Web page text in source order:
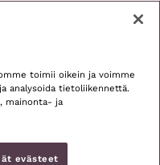
ja antaa ripsille
testattu
toimii oikein ja voimme
analysoida tietoliikennettä.
mainonta- ja
evästeet